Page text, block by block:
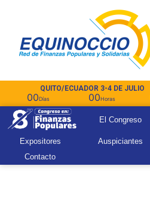
QUITO/ECUADOR 3-4 DE JULIO
00Días 00Horas
El Congreso
Expositores Auspiciantes
Contacto